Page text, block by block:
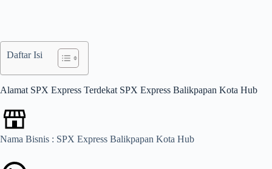
Daftar Isi
Alamat SPX Express Terdekat SPX Express Balikpapan Kota Hub
Nama Bisnis : SPX Express Balikpapan Kota Hub